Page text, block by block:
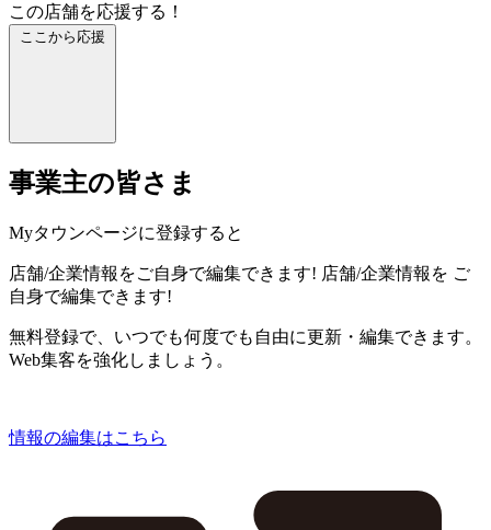
この店舗を応援する！
ここから応援
事業主の皆さま
Myタウンページに登録すると
店舗/企業情報をご自身で編集できます! 店舗/企業情報を ご
自身で編集できます!
無料登録で、いつでも何度でも自由に更新・編集できます。
Web集客を強化しましょう。
情報の編集はこちら